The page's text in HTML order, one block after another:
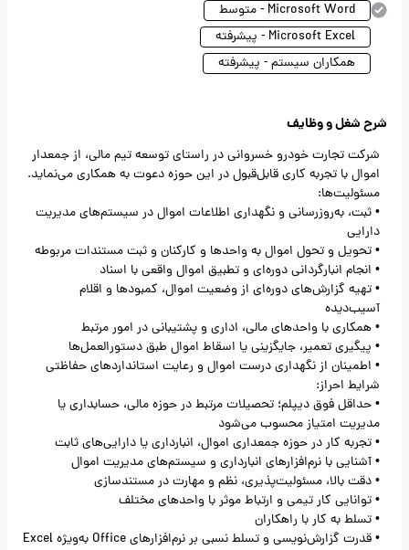
Microsoft Word - متوسط
Microsoft Excel - پیشرفته
همکاران سیستم - پیشرفته
شرح شغل و وظایف
شرکت تجارت خودرو خسروانی در راستای توسعه تیم مالی، از جمعدار
اموال با تجربه کاری قابل‌قبول در این حوزه دعوت به همکاری می‌نماید.
مسئولیت‌ها:
• ثبت، به‌روزرسانی و نگهداری اطلاعات اموال در سیستم‌های مدیریت
دارایی
• تحویل و تحول اموال به واحدها و کارکنان و ثبت مستندات مربوطه
• انجام انبارگردانی دوره‌ای و تطبیق اموال واقعی با اسناد
• تهیه گزارش‌های دوره‌ای از وضعیت اموال، کمبودها و اقلام
آسیب‌دیده
• همکاری با واحدهای مالی، اداری و پشتیبانی در امور مرتبط
• پیگیری تعمیر، جایگزینی یا اسقاط اموال طبق دستورالعمل‌ها
• اطمینان از نگهداری درست اموال و رعایت استانداردهای حفاظتی
شرایط احراز:
• حداقل فوق دیپلم؛ تحصیلات مرتبط در حوزه مالی، حسابداری یا
مدیریت امتیاز محسوب می‌شود
• تجربه کار در حوزه جمعداری اموال، انبارداری یا دارایی‌های ثابت
• آشنایی با نرم‌افزارهای انبارداری و سیستم‌های مدیریت اموال
• دقت بالا، مسئولیت‌پذیری، نظم و مهارت در مستندسازی
• توانایی کار تیمی و ارتباط موثر با واحدهای مختلف
• تسلط به کار با راهکاران
• قدرت گزارش‌نویسی و تسلط نسبی بر نرم‌افزارهای Office به‌ویژه Excel